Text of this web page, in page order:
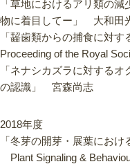
「草地におけるアリ類の
物に着目してー」 大和田
「齧歯類からの捕食に対
Proceeding of the Royal
「ネナシカズラに対する
の認識」 宮森尚志
2018年度
「冬芽の開芽・展葉にお
Plant Signaling &